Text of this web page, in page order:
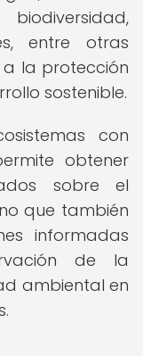
entre otras
la protección
sostenible.
con
obtener
sobre el
que también
informadas
de la
ambiental en